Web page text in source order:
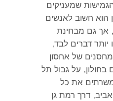
שמעניקים
הוא חשוב לאנשים
, אך גם מבחינת
דברים לבד,
של אחסון
בחולון, על גבול תל
את כל
, דרך רמת גן